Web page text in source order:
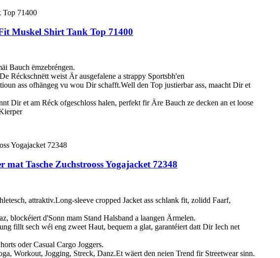
Muskel Shirt Tank Top 71400
Bauch ëmzebréngen.
Réckschnëtt weist Är ausgefalene a strappy Sportsbh'en
ass ofhängeg vu wou Dir schafft.Well den Top justierbar ass, maacht Dir et
Dir et am Réck ofgeschloss halen, perfekt fir Äre Bauch ze decken an et loose
Tasche Zuchstrooss Yogajacket 72348
attraktiv.Long-sleeve cropped Jacket ass schlank fit, zolidd Faarf,
blockéiert d'Sonn mam Stand Halsband a laangen Ärmelen.
fillt sech wéi eng zweet Haut, bequem a glat, garantéiert datt Dir Iech net
oder Casual Cargo Joggers.
Workout, Jogging, Streck, Danz.Et wäert den neien Trend fir Streetwear sinn.